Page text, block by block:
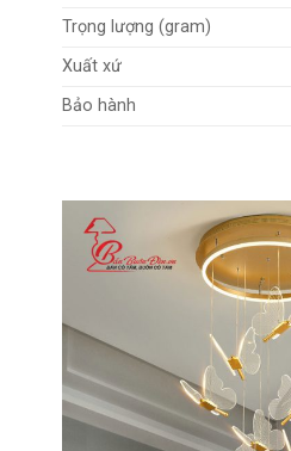
Trọng lượng (gram)
Xuất xứ
Bảo hành